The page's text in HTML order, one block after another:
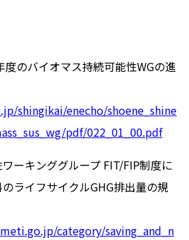
のバイオマス持続可能性WGの進
shingikai/enecho/shoene_shine
pdf/022_01_00.pdf
ーキンググループ FIT/FIP制度に
ライフサイクルGHG排出量の規
category/saving_and_n